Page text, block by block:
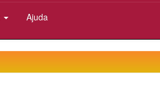
Ajuda